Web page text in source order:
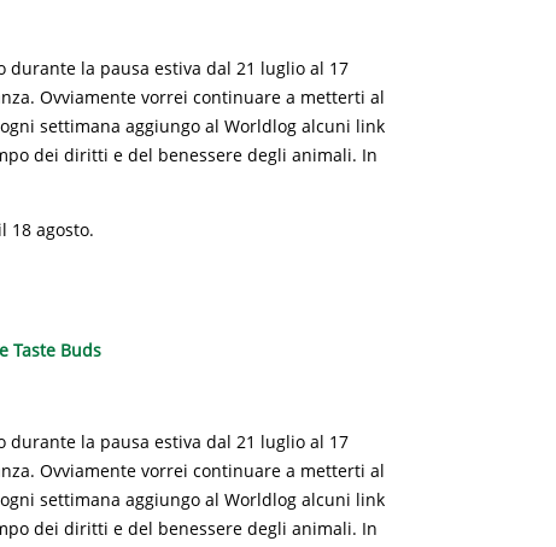
la pausa estiva dal 21 luglio al 17
Ovviamente vorrei continuare a metterti al
settimana aggiungo al Worldlog alcuni link
dei diritti e del benessere degli animali. In
18 agosto.
Taste Buds
la pausa estiva dal 21 luglio al 17
Ovviamente vorrei continuare a metterti al
settimana aggiungo al Worldlog alcuni link
dei diritti e del benessere degli animali. In